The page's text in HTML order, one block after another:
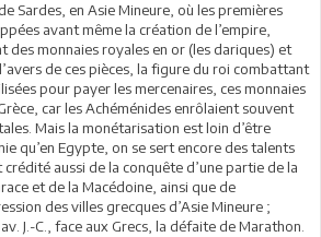
Sardes, en Asie Mineure, où les premières
avant même la création de l’empire,
des monnaies royales en or (les dariques) et
de ces pièces, la figure du roi combattant
pour payer les mercenaires, ces monnaies
car les Achéménides enrôlaient souvent
Mais la monétarisation est loin d’être
qu’en Egypte, on se sert encore des talents
crédité aussi de la conquête d’une partie de la
et de la Macédoine, ainsi que de
des villes grecques d’Asie Mineure ;
J.-C., face aux Grecs, la défaite de Marathon.